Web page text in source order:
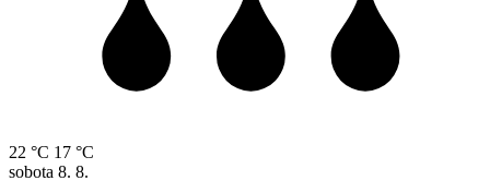
22 °C 17 °C
sobota 8. 8.